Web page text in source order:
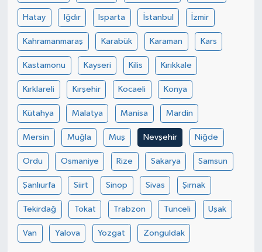
Hatay Iğdır Isparta İstanbul İzmir
Kahramanmaraş Karabük Karaman Kars
Kastamonu Kayseri Kilis Kırıkkale
Kırklareli Kırşehir Kocaeli Konya
Kütahya Malatya Manisa Mardin
Mersin Muğla Muş Nevşehir Niğde
Ordu Osmaniye Rize Sakarya Samsun
Şanlıurfa Siirt Sinop Sivas Şırnak
Tekirdağ Tokat Trabzon Tunceli Uşak
Van Yalova Yozgat Zonguldak